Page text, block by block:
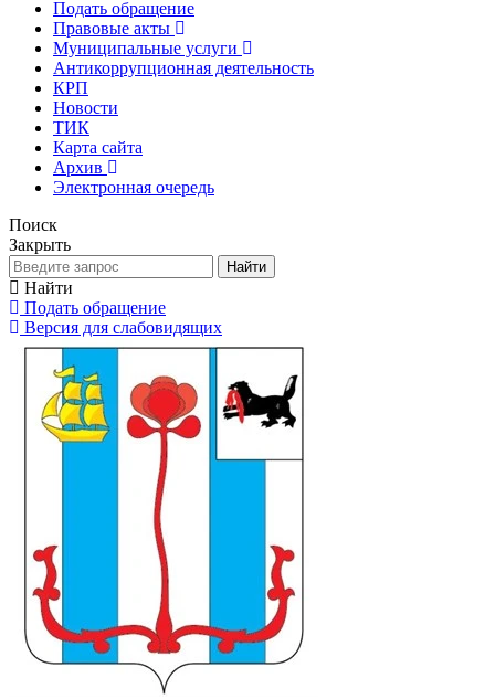
Подать обращение
Правовые акты
Муниципальные услуги
Антикоррупционная деятельность
КРП
Новости
ТИК
Карта сайта
Архив
Электронная очередь
Поиск
Закрыть
Найти
Найти
Подать обращение
Версия для слабовидящих